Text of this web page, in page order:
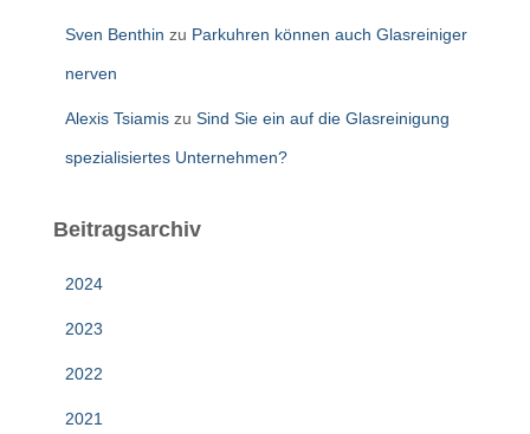
Sven Benthin zu Parkuhren können auch Glasreiniger
nerven
Alexis Tsiamis zu Sind Sie ein auf die Glasreinigung
spezialisiertes Unternehmen?
Beitragsarchiv
2024
2023
2022
2021